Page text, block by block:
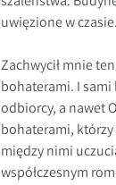
uwięzione w czasie.
Zachwycił mnie
bohaterami. I
odbiorcy, a nawet
bohaterami,
między nimi
współczesnym